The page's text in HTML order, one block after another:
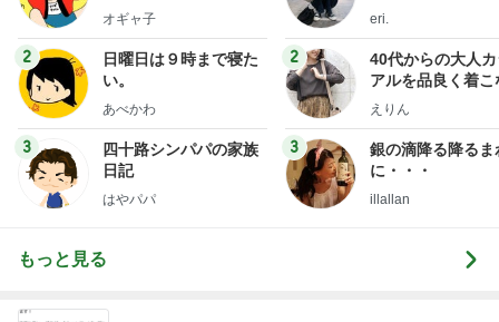
オギャ子
2
日曜日は９時まで寝た
い。
あべかわ
3
四十路シンパパの家族
日記
はやパパ
eri.
2
40代からの大人
アルを品良く着こ
ファッションブロ
えりん
3
銀の滴降る降るま
に・・・
illallan
もっと見る